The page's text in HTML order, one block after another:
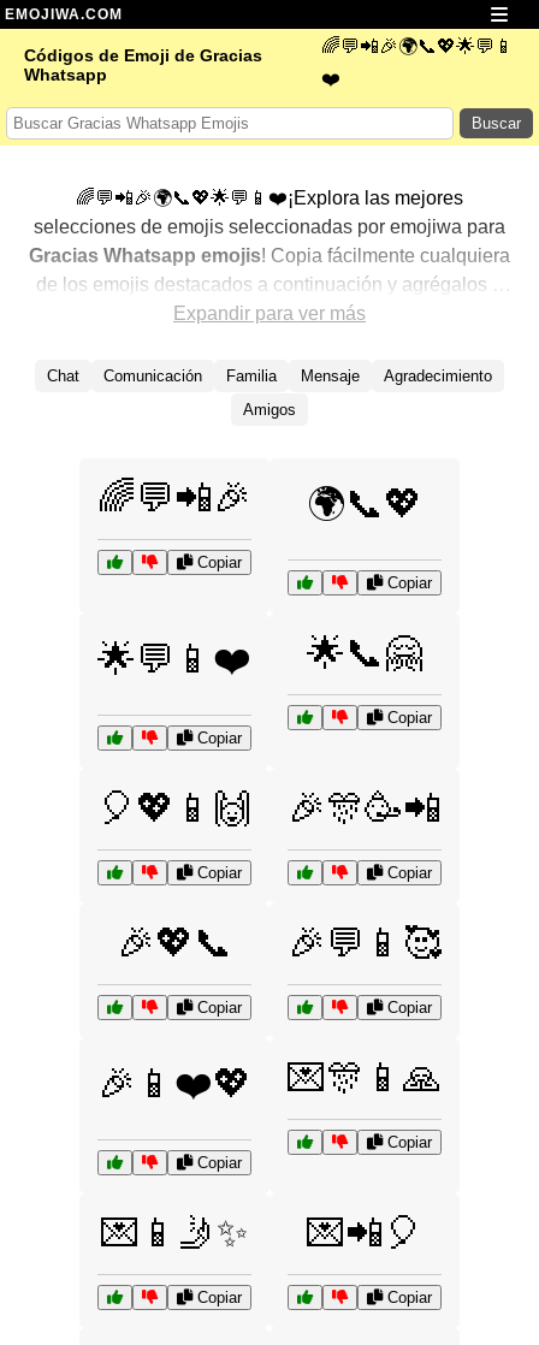
EMOJIWA.COM
Códigos de Emoji de Gracias
Whatsapp
🌈💬📲🎉🌍📞💖🌟💬📱
❤️
Buscar
🌈💬📲🎉🌍📞💖🌟💬📱❤️¡Explora las mejores
selecciones de emojis seleccionadas por emojiwa para
Gracias Whatsapp emojis! Copia fácilmente cualquiera
de los emojis destacados a continuación y agrégalos a
tus conversaciones para un toque personalizado. Hemos
mostrando primero los más populares. ¿Buscas más?
Explora otras categorías para descubrir aún más formas
Expandir para ver más
Chat Comunicación Familia Mensaje
Agradecimiento
Amigos
🌈💬📲🎉
Copiar
🌍📞💖
Copiar
🌟💬📱❤️
Copiar
🌟📞🤗
Copiar
🎈💖📱🙌
Copiar
🎉🎊🥳📲
Copiar
🎉💖📞
Copiar
🎉💬📱🥰
Copiar
🎉📱❤️💖
Copiar
💌🎊📱🙏
Copiar
💌📱🤳✨
Copiar
💌📲🎈
Copiar